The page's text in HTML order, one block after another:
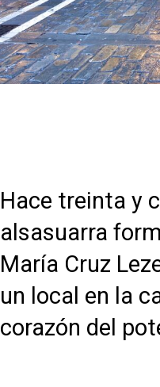
Hace treinta y
alsasuarra
María Cruz
un local en la
corazón del